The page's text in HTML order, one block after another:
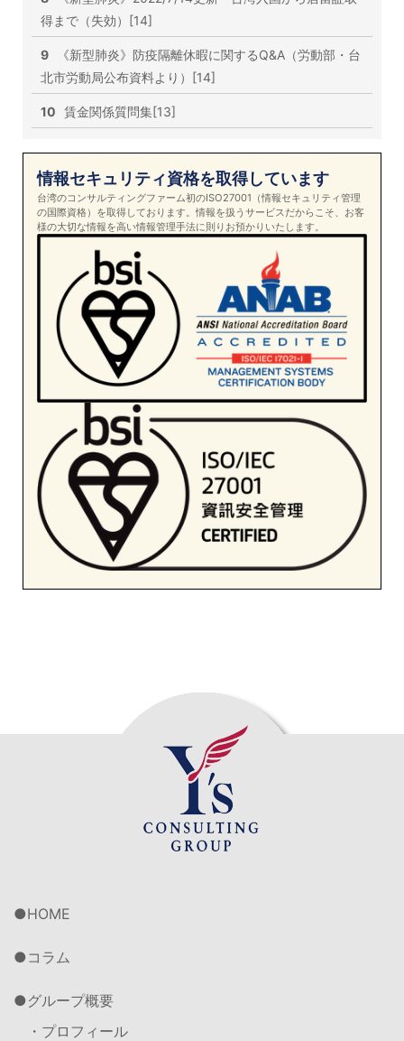
得まで（失効）[14]
9
《新型肺炎》防疫隔離休暇に関するQ&A（労動部・台
北市労動局公布資料より）[14]
10 賃金関係質問集[13]
情報セキュリティ資格を取得しています
台湾のコンサルティングファーム初のISO27001（情報セキュリティ管理
の国際資格）を取得しております。情報を扱うサービスだからこそ、お客
様の大切な情報を高い情報管理手法に則りお預かりいたします。
HOME
コラム
グループ概要
・プロフィール